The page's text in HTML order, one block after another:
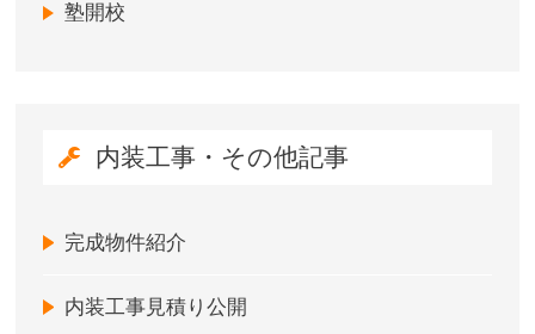
塾開校
内装工事・その他記事
完成物件紹介
内装工事見積り公開